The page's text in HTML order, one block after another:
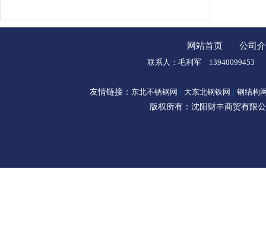
网站首页 公司
联系人：毛利军 13940099453
友情链接： 东北不锈钢网 | 大东北钢铁网 | 钢结构
版权所有：沈阳财丰商贸有限